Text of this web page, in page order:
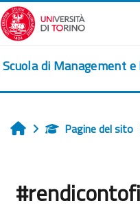
Vai al contenuto principale
Scuola di Management e
HomePagine del sito